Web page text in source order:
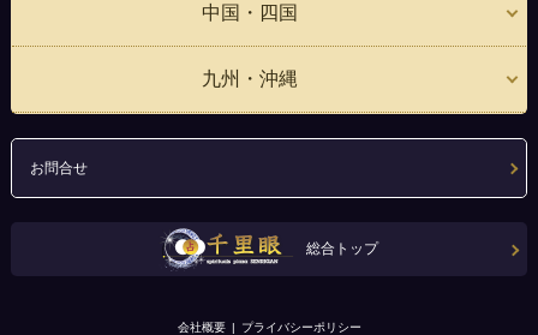
中国・四国
九州・沖縄
お問合せ
総合トップ
会社概要 プライバシーポリシー